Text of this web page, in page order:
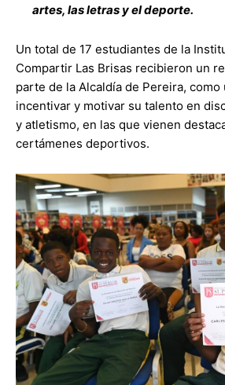
artes, las letras y el deporte.
Un total de 17 estudiantes de la
Compartir Las Brisas recibieron un
parte de la Alcaldía de Pereira, como
incentivar y motivar su talento en
y atletismo, en las que vienen
certámenes deportivos.